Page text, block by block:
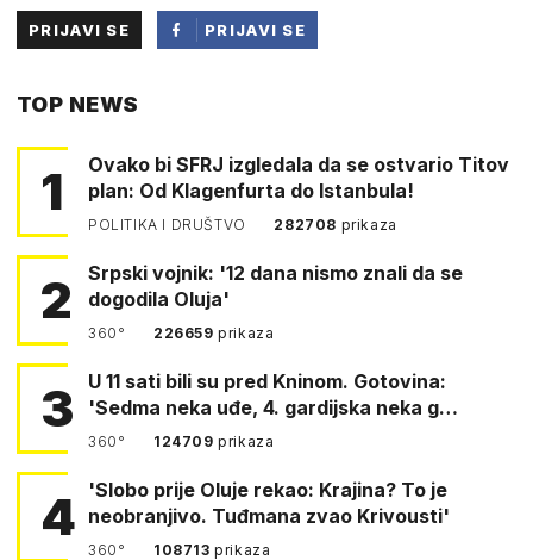
PRIJAVI SE
PRIJAVI SE
TOP NEWS
1
Ovako bi SFRJ izgledala da se ostvario Titov
plan: Od Klagenfurta do Istanbula!
POLITIKA I DRUŠTVO 282708 prikaza
2
Srpski vojnik: '12 dana nismo znali da se
dogodila Oluja'
360° 226659prikaza
3
U 11 sati bili su pred Kninom. Gotovina:
'Sedma neka uđe, 4. gardijska neka g…
360° 124709prikaza
4
'Slobo prije Oluje rekao: Krajina? To je
neobranjivo. Tuđmana zvao Krivousti'
360° 108713prikaza